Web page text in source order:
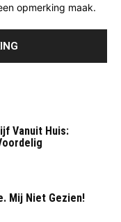
opmerking maak.
Vanuit Huis:
Mij Niet Gezien!